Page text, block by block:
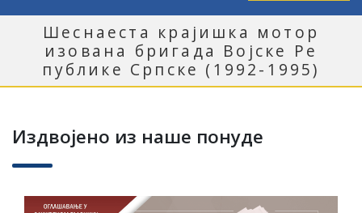
Шес н а ест а кр а ј и ш ка м от о р
и зо ва н а б р и га да Во јске Ре
публ и ке Ср п ске ( 1 992- 1 995)
Издвојено из наше понуде